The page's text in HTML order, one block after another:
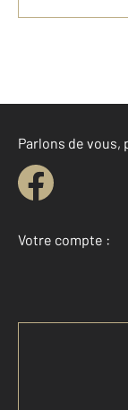
Parlons de vous,
Votre compte :